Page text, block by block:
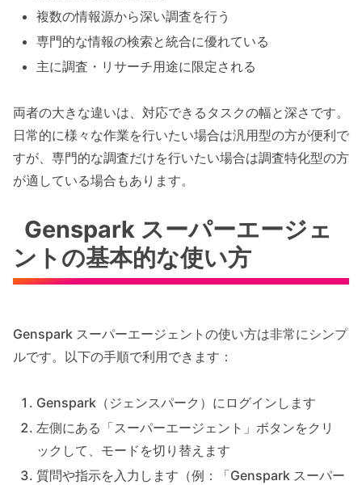
複数の情報源から深い調査を行う
専門的な情報の検索と統合に優れている
主に調査・リサーチ用途に限定される
両者の大きな違いは、対応できるタスクの幅と深さです。
日常的に様々な作業を行いたい場合は汎用型の方が便利で
すが、専門的な調査だけを行いたい場合は調査特化型の方
が適している場合もあります。
Genspark スーパーエージェ
ントの基本的な使い方
Genspark スーパーエージェントの使い方は非常にシンプ
ルです。以下の手順で利用できます：
Genspark（ジェンスパーク）にログインします
左側にある「スーパーエージェント」ボタンをクリ
ックして、モードを切り替えます
質問や指示を入力します（例：「Genspark スーパー